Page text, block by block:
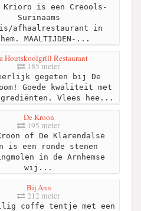
Krioro is een Creools-
Surinaams
afhaalrestaurant in
MAALTIJDEN-...
Houtskoolgrill Restaurant
185 meter
gegeten bij De
Goede kwaliteit met
Vlees hee...
De Kroon
195 meter
of De Klarendalse
is een ronde stenen
in de Arnhemse
wij...
Bij Ann
212 meter
coffe tentje met een